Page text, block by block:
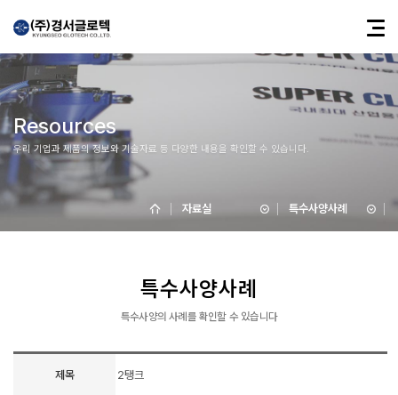
Resources
우리 기업과 제품의 정보와 기술자료 등 다양한 내용을 확인할 수 있습니다.
자료실 특수사양사례
특수사양사례
특수사양의 사례를 확인할 수 있습니다
제목 2탱크